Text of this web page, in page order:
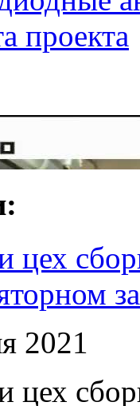
проекта
цех
2021
цех